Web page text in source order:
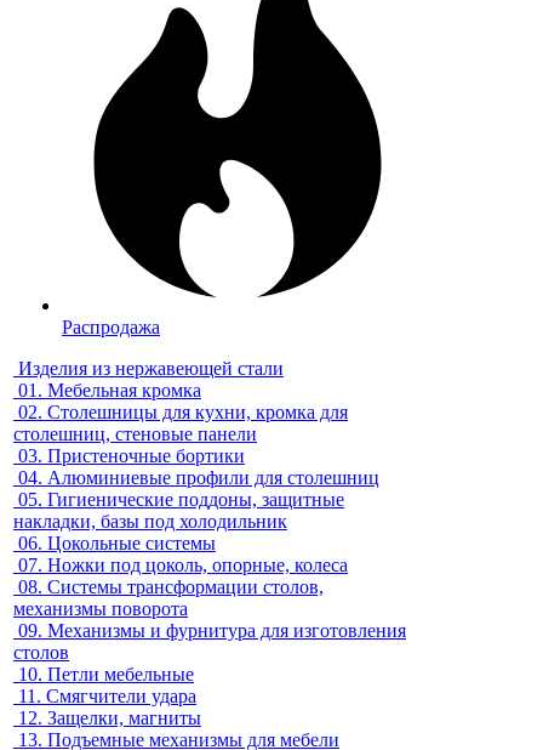
Распродажа
Изделия из нержавеющей стали
01. Мебельная кромка
02. Столешницы для кухни, кромка для
столешниц, стеновые панели
03. Пристеночные бортики
04. Алюминиевые профили для столешниц
05. Гигиенические поддоны, защитные
накладки, базы под холодильник
06. Цокольные системы
07. Ножки под цоколь, опорные, колеса
08. Системы трансформации столов,
механизмы поворота
09. Механизмы и фурнитура для изготовления
столов
10. Петли мебельные
11. Смягчители удара
12. Защелки, магниты
13. Подъемные механизмы для мебели